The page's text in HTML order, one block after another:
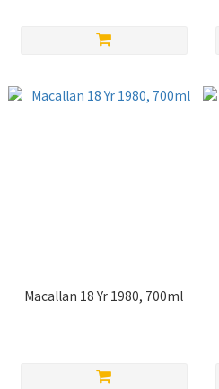
Macallan 18 Yr 1980, 700ml